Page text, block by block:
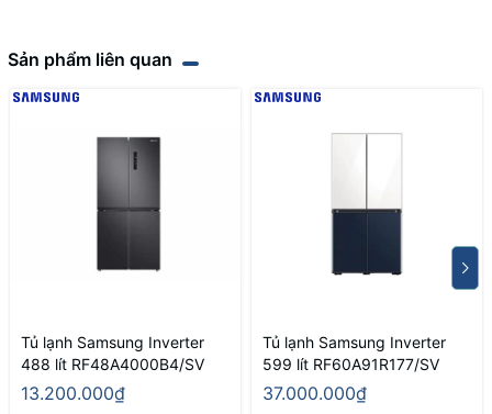
Sản phẩm liên quan
Tủ lạnh Samsung Inverter
488 lít RF48A4000B4/SV
13.200.000₫
Tủ lạnh Samsung Inverter
599 lít RF60A91R177/SV
37.000.000₫